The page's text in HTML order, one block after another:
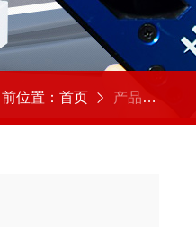
前位置：首页 产品展示